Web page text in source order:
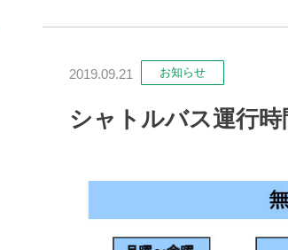
2019.09.21 お知らせ
シャトルバス運行